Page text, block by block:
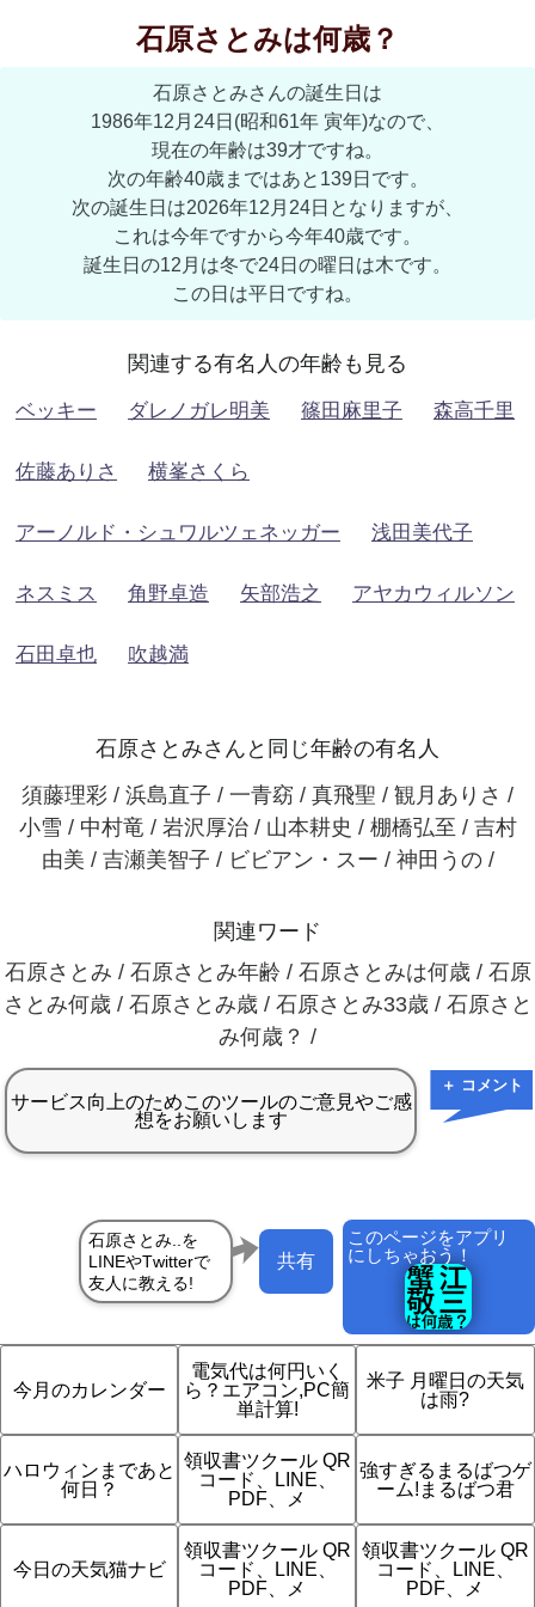
石原さとみは何歳？
石原さとみさんの誕生日は
1986年12月24日(昭和61年 寅年)なので、
現在の年齢は39才ですね。
次の年齢40歳まではあと139日です。
次の誕生日は2026年12月24日となりますが、
これは今年ですから今年40歳です。
誕生日の12月は冬で24日の曜日は木です。
この日は平日ですね。
関連する有名人の年齢も見る
ベッキー ダレノガレ明美 篠田麻里子 森高千里
佐藤ありさ 横峯さくら
アーノルド・シュワルツェネッガー 浅田美代子
ネスミス 角野卓造 矢部浩之 アヤカウィルソン
石田卓也 吹越満
石原さとみさんと同じ年齢の有名人
須藤理彩 / 浜島直子 / 一青窈 / 真飛聖 / 観月ありさ /
小雪 / 中村竜 / 岩沢厚治 / 山本耕史 / 棚橋弘至 / 吉村
由美 / 吉瀬美智子 / ビビアン・スー / 神田うの /
関連ワード
石原さとみ / 石原さとみ年齢 / 石原さとみは何歳 / 石原
さとみ何歳 / 石原さとみ歳 / 石原さとみ33歳 / 石原さと
み何歳？ /
＋ コメント
このページをアプリ
にしちゃおう！
共有
今月のカレンダー
電気代は何円いく
ら？エアコン,PC簡
単計算!
米子 月曜日の天気
は雨?
ハロウィンまであと
何日？
領収書ツクール QR
コード、LINE、
PDF、メ
強すぎるまるばつゲ
ーム!まるばつ君
今日の天気猫ナビ
領収書ツクール QR
コード、LINE、
PDF、メ
領収書ツクール QR
コード、LINE、
PDF、メ